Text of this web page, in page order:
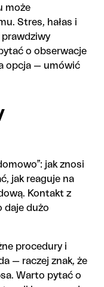
może
Stres, hałas i
prawdziwy
o obserwacje
opcja — umówić
jak znosi
jak reaguje na
Kontakt z
daje dużo
procedury i
— raczej znak, że
Warto pytać o